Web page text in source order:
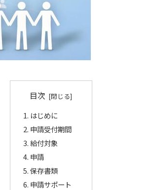
目次
はじめに
申請受付期間
給付対象
申請
保存書類
申請サポート